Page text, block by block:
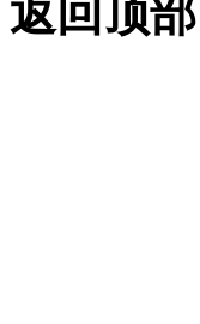
返回顶部